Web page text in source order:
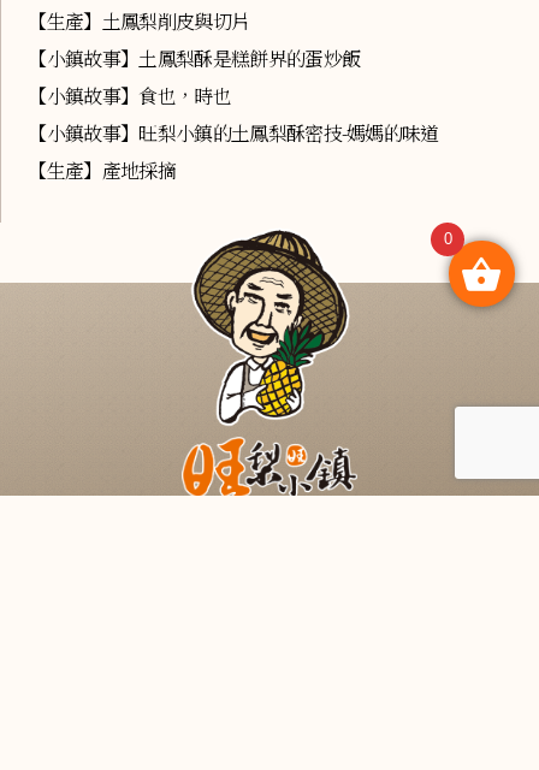
【生產】土鳳梨削皮與切片
【小鎮故事】土鳳梨酥是糕餅界的蛋炒飯
【小鎮故事】食也，時也
【小鎮故事】旺梨小鎮的土鳳梨酥密技-媽媽的味道
【生產】產地採摘
0